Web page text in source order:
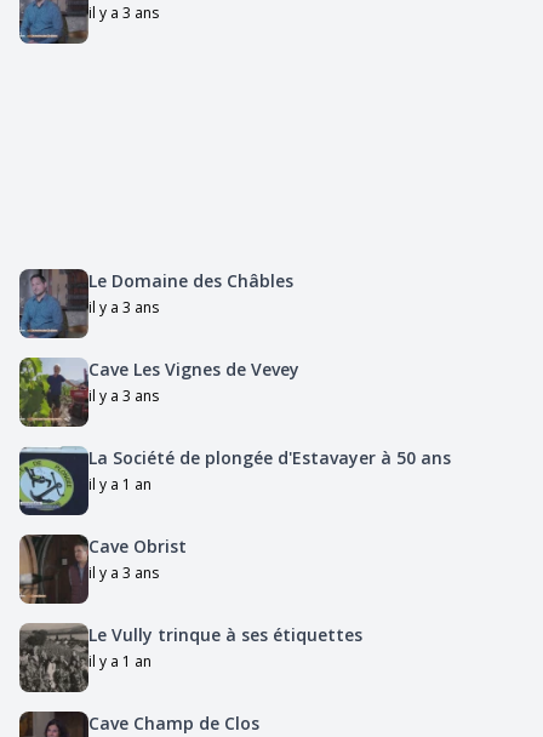
il y a 3 ans
Le Domaine des Châbles
il y a 3 ans
Cave Les Vignes de Vevey
il y a 3 ans
La Société de plongée d'Estavayer à 50 ans
il y a 1 an
Cave Obrist
il y a 3 ans
Le Vully trinque à ses étiquettes
il y a 1 an
Cave Champ de Clos